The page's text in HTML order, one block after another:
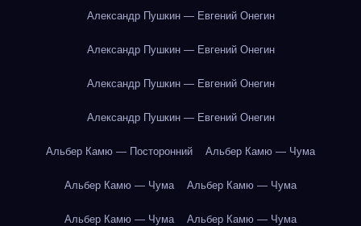
Александр Пушкин — Евгений Онегин
Александр Пушкин — Евгений Онегин
Александр Пушкин — Евгений Онегин
Александр Пушкин — Евгений Онегин
Альбер Камю — Посторонний Альбер Камю — Чума
Альбер Камю — Чума Альбер Камю — Чума
Альбер Камю — Чума Альбер Камю — Чума